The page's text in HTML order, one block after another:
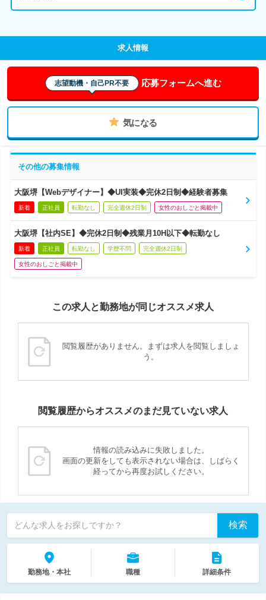
求人情報
志望動機・自己PR不要 応募フォームへ進む
気になる
その他の募集情報
大阪堺【Webデザイナー】◆UI実装◆完休2日制◆経験者募集
新着 正社員 転勤なし 完全週休2日制 女性のおしごと掲載中
大阪堺【社内SE】◆完休2日制◆残業月10H以下◆転勤なし
新着 正社員 転勤なし 学歴不問 完全週休2日制
女性のおしごと掲載中
この求人と勤務地が同じオススメ求人
閲覧履歴がありません。まずは求人を閲覧しましょ
う。
閲覧履歴からオススメのまだ見ていない求人
情報の読み込みに失敗しました。
画面の更新をしても表示されない場合は、しばらく
経ってから再度お試しください。
どんな求人をお探しですか？ 検索
勤務地・本社 職種 詳細条件